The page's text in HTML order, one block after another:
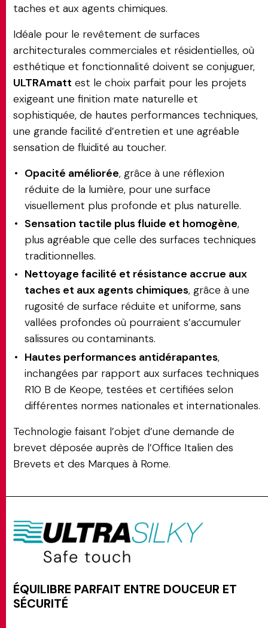
taches et aux agents chimiques.
Idéale pour le revêtement de surfaces
architecturales commerciales et résidentielles, où
esthétique et fonctionnalité doivent se conjuguer,
ULTRAmatt est le choix parfait pour les projets
exigeant une finition mate naturelle et
sophistiquée, de hautes performances techniques,
une grande facilité d’entretien et une agréable
sensation de fluidité au toucher.
Opacité améliorée, grâce à une réflexion
réduite de la lumière, pour une surface
visuellement plus profonde et plus naturelle.
Sensation tactile plus fluide et homogène,
plus agréable que celle des surfaces techniques
traditionnelles.
Nettoyage facilité et résistance accrue aux
taches et aux agents chimiques, grâce à une
rugosité de surface réduite et uniforme, sans
vallées profondes où pourraient s’accumuler
salissures ou contaminants.
Hautes performances antidérapantes,
inchangées par rapport aux surfaces techniques
R10 B de Keope, testées et certifiées selon
différentes normes nationales et internationales.
Technologie faisant l’objet d’une demande de
brevet déposée auprès de l’Office Italien des
Brevets et des Marques à Rome.
ÉQUILIBRE PARFAIT ENTRE DOUCEUR ET
SÉCURITÉ